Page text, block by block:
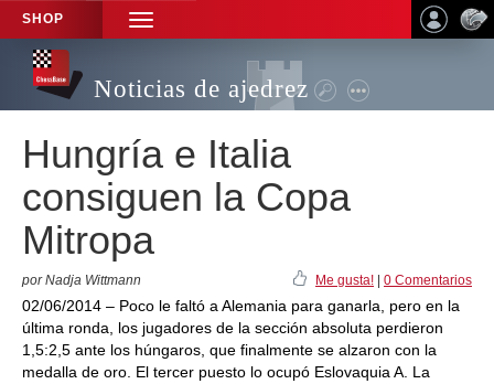
SHOP
TOGGLE
NAVIGATION
Noticias de ajedrez
Hungría e Italia
consiguen la Copa
Mitropa
por Nadja Wittmann Me gusta! 0 Comentarios
02/06/2014 – Poco le faltó a Alemania para ganarla, pero en la
última ronda, los jugadores de la sección absoluta perdieron
1,5:2,5 ante los húngaros, que finalmente se alzaron con la
medalla de oro. El tercer puesto lo ocupó Eslovaquia A. La